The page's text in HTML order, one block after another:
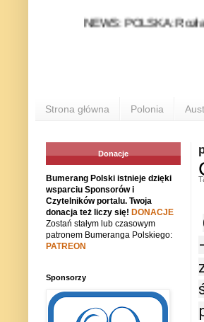
NEWS: POLSKA: Rozłam
Strona główna Polonia
Donacje
Bumerang Polski istnieje dzięki
wsparciu Sponsorów i
Czytelników portalu. Twoja
donacja też liczy się! DONACJE
Zostań stałym lub czasowym
patronem Bumeranga Polskiego:
PATREON
Sponsorzy